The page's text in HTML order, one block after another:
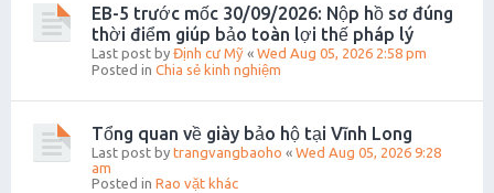
EB-5 trước mốc 30/09/2026: Nộp hồ sơ đúng
thời điểm giúp bảo toàn lợi thế pháp lý
Last post by Định cư Mỹ « Wed Aug 05, 2026 2:58 pm
Posted in Chia sẻ kinh nghiệm
Tổng quan về giày bảo hộ tại Vĩnh Long
Last post by trangvangbaoho « Wed Aug 05, 2026 9:28
am
Posted in Rao vặt khác